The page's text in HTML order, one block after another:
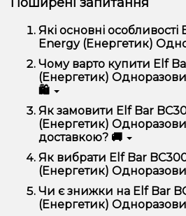
Які основні
Energy (Енергетик)
Elf Bar BC3000 Energy
POD відрізняється високою
використання та надійністю.
Чому варто купити Elf
(Енергетик)
🛍️
Ми пропонуємо тільки
широкий асортимент, вигідні
доставку. Крім того, у нас
для клієнтів!
Як замовити Elf Bar
(Енергетик)
доставкою? 🚚
Оформити замовлення можна в
Додайте Elf Bar
Одноразовий POD до
Перейдіть до
Як вибрати Elf Bar
(Енергетик)
Вибір залежить від ваших
якщо це кальян, враховуйте
чаші, якщо вейп – потужність
Чи є знижки на Elf Bar
(Енергетик)